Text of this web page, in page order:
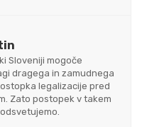
Sloveniji mogoče
dragega in zamudnega
legalizacije pred
Zato postopek v takem